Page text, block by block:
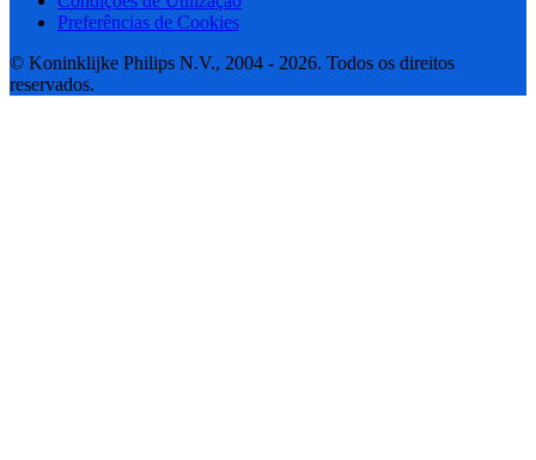
Preferências de Cookies
© Koninklijke Philips N.V., 2004 - 2026. Todos os direitos
reservados.